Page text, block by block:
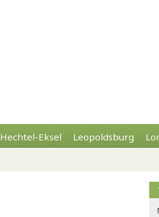
Hechtel-Eksel Leopoldsburg